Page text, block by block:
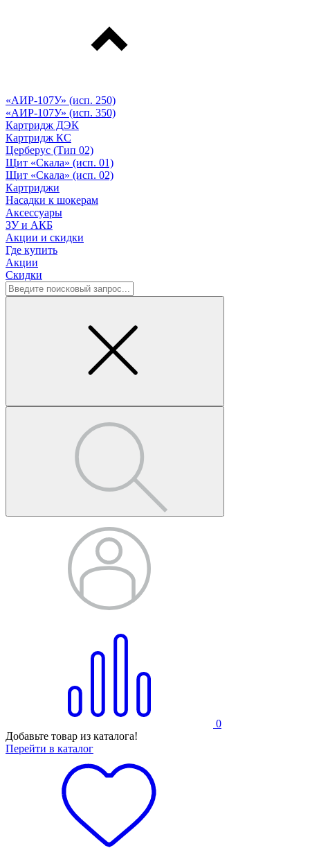
«АИР-107У» (исп. 250)
«АИР-107У» (исп. 350)
Картридж ДЭК
Картридж КС
Церберус (Тип 02)
Щит «Скала» (исп. 01)
Щит «Скала» (исп. 02)
Картриджи
Насадки к шокерам
Аксессуары
ЗУ и АКБ
Акции и скидки
Где купить
Акции
Скидки
0
Добавьте товар из каталога!
Перейти в каталог